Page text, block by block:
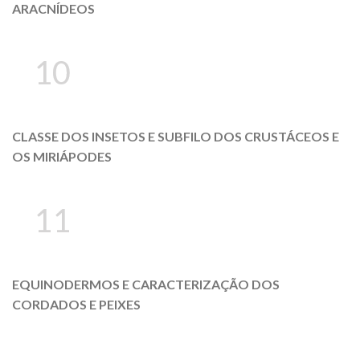
ARACNÍDEOS
10
CLASSE DOS INSETOS E SUBFILO DOS CRUSTÁCEOS E
OS MIRIÁPODES
11
EQUINODERMOS E CARACTERIZAÇÃO DOS
CORDADOS E PEIXES